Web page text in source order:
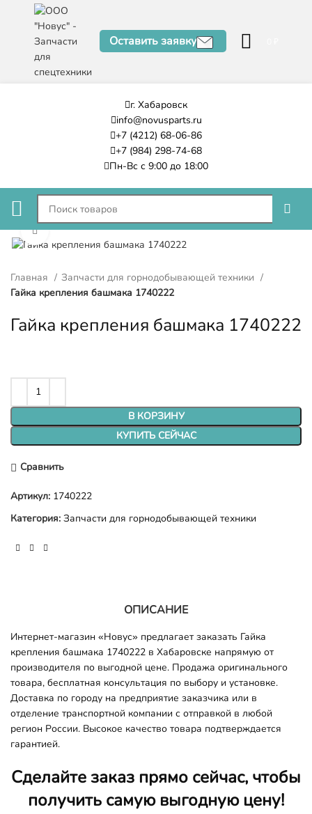
Оставить заявку
г. Хабаровск
info@novusparts.ru
+7 (4212) 68-06-86
+7 (984) 298-74-68
Пн-Вс с 9:00 до 18:00
Нажмите, чтобы увеличить
Главная
Запчасти для горнодобывающей техники
Гайка крепления башмака 1740222
Гайка крепления башмака 1740222
В КОРЗИНУ
КУПИТЬ СЕЙЧАС
Сравнить
Артикул: 1740222
Категория: Запчасти для горнодобывающей техники
ОПИСАНИЕ
Интернет-магазин «Новус» предлагает заказать Гайка
крепления башмака 1740222 в Хабаровске напрямую от
производителя по выгодной цене. Продажа оригинального
товара, бесплатная консультация по выбору и установке.
Доставка по городу на предприятие заказчика или в
отделение транспортной компании с отправкой в любой
регион России. Высокое качество товара подтверждается
гарантией.
Сделайте заказ прямо сейчас, чтобы
получить самую выгодную цену!